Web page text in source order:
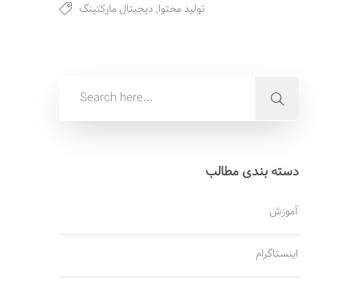
تولید محتوا, دیجیتال مارکتینگ
دسته بندی مطالب
آموزش
اینستاگرام